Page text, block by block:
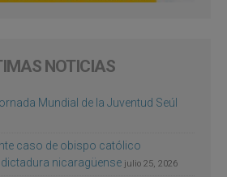
NOTICIAS
Mundial de la Juventud Seúl
caso de obispo católico
nicaragüense julio 25, 2026